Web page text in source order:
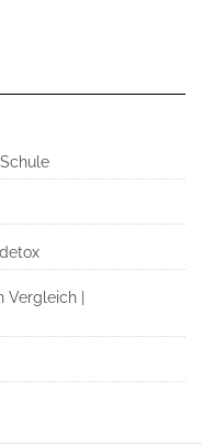
Vergleich |